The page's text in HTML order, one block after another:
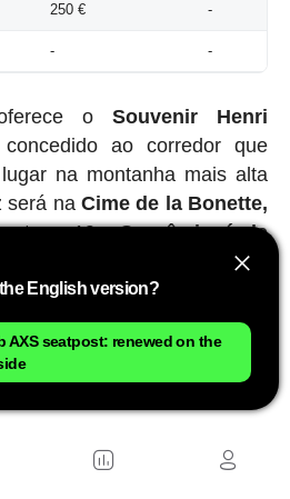
250 € -
- -
oSouvenir Henri
ao corredor que
na montanha mais alta
será naCime de la Bonette,
etapa 19-.O prêmio é de
Goddet, que é dado
o Tourmalet
-este ano, na
de jovens: camisa
English version?
AXS seatpost: renewed on the